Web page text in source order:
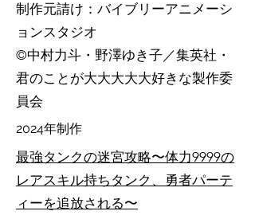
制作元請け：バイブリーアニメーシ
ョンスタジオ
©中村力斗・野澤ゆき子／集英社・
君のことが大大大大大好きな製作委
員会
2024年制作
最強タンクの迷宮攻略〜体力9999の
レアスキル持ちタンク、勇者パーテ
ィーを追放される〜